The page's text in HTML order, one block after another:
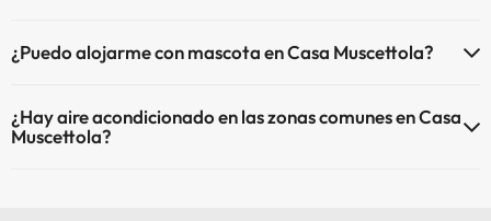
¿Puedo alojarme con mascota en Casa Muscettola?
¿Hay aire acondicionado en las zonas comunes en Casa
Muscettola?